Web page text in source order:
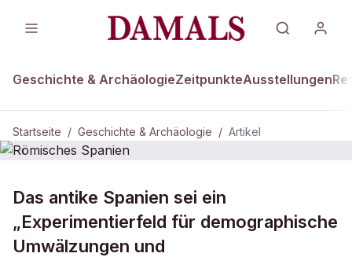
Geschichte & ArchäologieZeitpunkteAusstellungen
Startseite / Geschichte & Archäologie / Artikel
Römisches Spanien
Das antike Spanien sei ein
„Experimentierfeld für demographische
Umwälzungen und